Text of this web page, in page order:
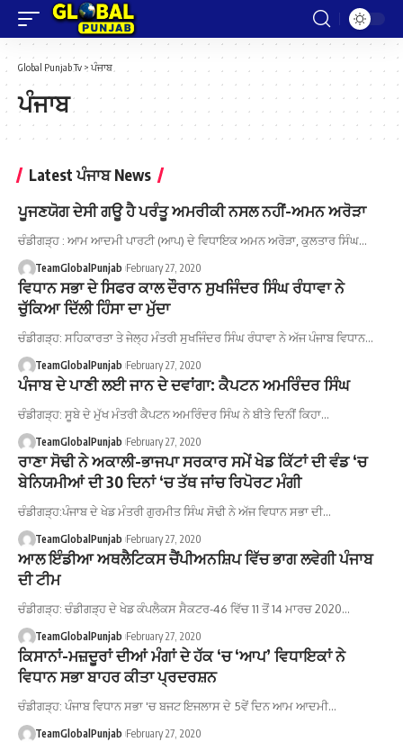
Global Punjab Tv > ਪੰਜਾਬ
ਪੰਜਾਬ
Latest ਪੰਜਾਬ News
ਪੂਜਣਯੋਗ ਦੇਸੀ ਗਊ ਹੈ ਪਰੰਤੂ ਅਮਰੀਕੀ ਨਸਲ ਨਹੀਂ-ਅਮਨ ਅਰੋੜਾ
ਚੰਡੀਗੜ੍ਹ : ਆਮ ਆਦਮੀ ਪਾਰਟੀ (ਆਪ) ਦੇ ਵਿਧਾਇਕ ਅਮਨ ਅਰੋੜਾ, ਕੁਲਤਾਰ ਸਿੰਘ…
TeamGlobalPunjab February 27, 2020
ਵਿਧਾਨ ਸਭਾ ਦੇ ਸਿਫਰ ਕਾਲ ਦੌਰਾਨ ਸੁਖਜਿੰਦਰ ਸਿੰਘ ਰੰਧਾਵਾ ਨੇ
ਚੁੱਕਿਆ ਦਿੱਲੀ ਹਿੰਸਾ ਦਾ ਮੁੱਦਾ
ਚੰਡੀਗੜ੍ਹ: ਸਹਿਕਾਰਤਾ ਤੇ ਜੇਲ੍ਹ ਮੰਤਰੀ ਸੁਖਜਿੰਦਰ ਸਿੰਘ ਰੰਧਾਵਾ ਨੇ ਅੱਜ ਪੰਜਾਬ ਵਿਧਾਨ…
TeamGlobalPunjab February 27, 2020
ਪੰਜਾਬ ਦੇ ਪਾਣੀ ਲਈ ਜਾਨ ਦੇ ਦਵਾਂਗਾ: ਕੈਪਟਨ ਅਮਰਿੰਦਰ ਸਿੰਘ
ਚੰਡੀਗੜ੍ਹ: ਸੂਬੇ ਦੇ ਮੁੱਖ ਮੰਤਰੀ ਕੈਪਟਨ ਅਮਰਿੰਦਰ ਸਿੰਘ ਨੇ ਬੀਤੇ ਦਿਨੀਂ ਕਿਹਾ…
TeamGlobalPunjab February 27, 2020
ਰਾਣਾ ਸੋਢੀ ਨੇ ਅਕਾਲੀ-ਭਾਜਪਾ ਸਰਕਾਰ ਸਮੇਂ ਖੇਡ ਕਿੱਟਾਂ ਦੀ ਵੰਡ ‘ਚ
ਬੇਨਿਯਮੀਆਂ ਦੀ 30 ਦਿਨਾਂ ‘ਚ ਤੱਥ ਜਾਂਚ ਰਿਪੋਰਟ ਮੰਗੀ
ਚੰਡੀਗੜ੍ਹ:ਪੰਜਾਬ ਦੇ ਖੇਡ ਮੰਤਰੀ ਗੁਰਮੀਤ ਸਿੰਘ ਸੋਢੀ ਨੇ ਅੱਜ ਵਿਧਾਨ ਸਭਾ ਦੀ…
TeamGlobalPunjab February 27, 2020
ਆਲ ਇੰਡੀਆ ਅਥਲੈਟਿਕਸ ਚੈਂਪੀਅਨਸ਼ਿਪ ਵਿੱਚ ਭਾਗ ਲਵੇਗੀ ਪੰਜਾਬ
ਦੀ ਟੀਮ
ਚੰਡੀਗੜ੍ਹ: ਚੰਡੀਗੜ੍ਹ ਦੇ ਖੇਡ ਕੰਪਲੈਕਸ ਸੈਕਟਰ-46 ਵਿੱਚ 11 ਤੋਂ 14 ਮਾਰਚ 2020…
TeamGlobalPunjab February 27, 2020
ਕਿਸਾਨਾਂ-ਮਜ਼ਦੂਰਾਂ ਦੀਆਂ ਮੰਗਾਂ ਦੇ ਹੱਕ ‘ਚ ‘ਆਪ’ ਵਿਧਾਇਕਾਂ ਨੇ
ਵਿਧਾਨ ਸਭਾ ਬਾਹਰ ਕੀਤਾ ਪ੍ਰਦਰਸ਼ਨ
ਚੰਡੀਗੜ੍ਹ: ਪੰਜਾਬ ਵਿਧਾਨ ਸਭਾ 'ਚ ਬਜਟ ਇਜਲਾਸ ਦੇ 5ਵੇਂ ਦਿਨ ਆਮ ਆਦਮੀ…
TeamGlobalPunjab February 27, 2020